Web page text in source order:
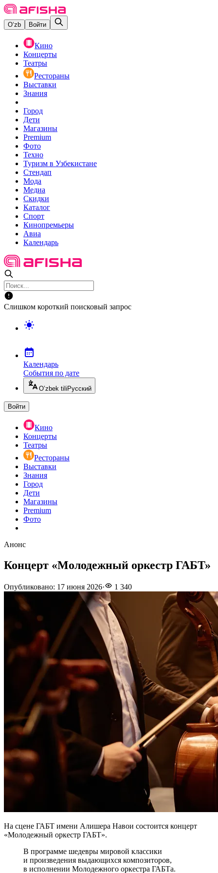
O‘zb Войти
Кино
Концерты
Театры
Рестораны
Выставки
Знания
Город
Дети
Магазины
Premium
Фото
Техно
Туризм в Узбекистане
Стендап
Мода
Медиа
Скидки
Каталог
Спорт
Кинопремьеры
Авиа
Календарь
Слишком короткий поисковый запрос
Календарь
События по дате
O’zbek tili Русский
Войти
Кино
Концерты
Театры
Рестораны
Выставки
Знания
Город
Дети
Магазины
Premium
Фото
Анонс
Концерт «Молодежный оркестр ГАБТ»
Опубликовано: 17 июня 2026· 1 340
На сцене ГАБТ имени Алишера Навои состоится концерт
«Молодежный оркестр ГАБТ».
В программе шедевры мировой классики
и произведения выдающихся композиторов,
в исполнении Молодежного оркестра ГАБТа.